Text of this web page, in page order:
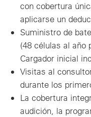
con cobertura
aplicarse un
Suministro de
(48 células al año
Cargador inicial
Visitas al
durante los
La cobertura
audición, la